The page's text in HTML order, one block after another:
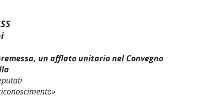
un afflato unitario nel Convegno